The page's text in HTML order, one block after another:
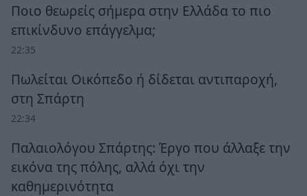
Ποιο θεωρείς σήμερα στην Ελλάδα το πιο
επικίνδυνο επάγγελμα;
22:35
Πωλείται Οικόπεδο ή δίδεται αντιπαροχή,
στη Σπάρτη
22:34
Παλαιολόγου Σπάρτης: Έργο που άλλαξε την
εικόνα της πόλης, αλλά όχι την
καθημερινότητα